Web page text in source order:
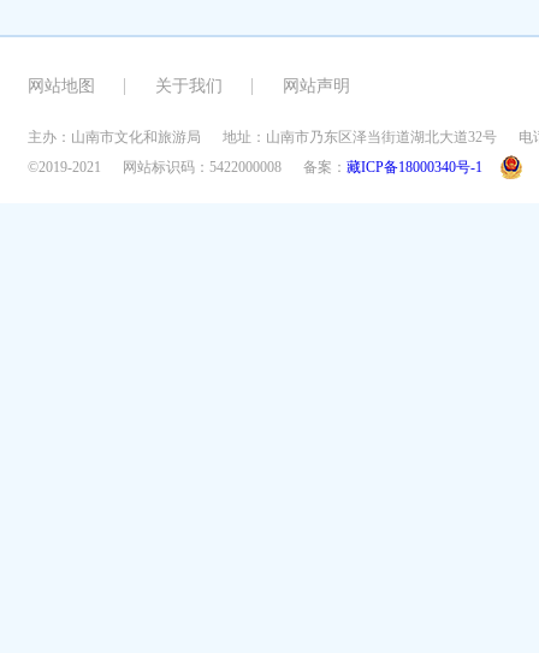
网站地图 关于我们 网站声明
主办：山南市文化和旅游局 地址：山南市乃东区泽当街道湖北大道32号
电
©2019-2021
网站标识码：5422000008 备案： 藏ICP备18000340号-1